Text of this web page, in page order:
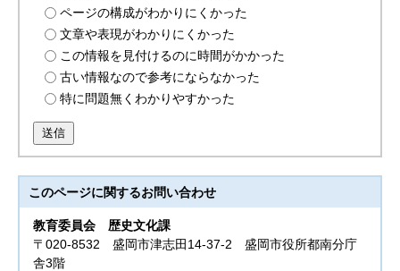
ページの構成がわかりにくかった
文章や表現がわかりにくかった
この情報を見付けるのに時間がかかった
古い情報なので参考にならなかった
特に問題無くわかりやすかった
送信
このページに関するお問い合わせ
教育委員会 歴史文化課
〒020-8532 盛岡市津志田14-37-2 盛岡市役所都南分庁
舎3階